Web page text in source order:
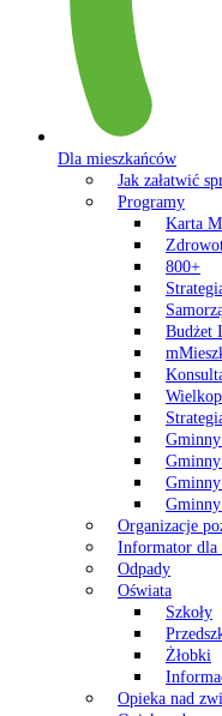
Dla mieszkańców
Jak załatwić
Programy
Karta
800+
Budżet
Organizacje
Informator dla
Odpady
Oświata
Szkoły
Żłobki
Opieka nad